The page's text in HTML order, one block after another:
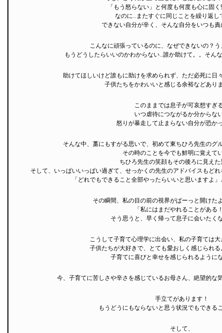
「もう怒らない」と何度も何度も心に固
なのに…またすぐに同じことを繰り返し
できない自分が辛く、そんな自分をいつも
こんなに頑張っているのに、なぜできないの？
もうどうしたらいいのかわからない…誰か助けて。。そん
助けてほしいけど誰もに助けを求められず、ただ必死に日
子供たちをかわいいと感じる余裕などあり
このままでは息子が可哀想すぎ
いつ虐待につながるか分からな
怒りが暴走して止まらない自分が恐か
そんな中、藁にもすがる思いで、初めて東ちひろ先生のグ
その時のことを今でも鮮明に覚えて
ちひろ先生の笑顔もその後ろに見え
そして、いっぱいいっぱい過ぎて、せっかくの先生のアドバイスもど
「どれでもできること全部やったらいいと思いますよ
その瞬間、私の目の前の視界がぱーっと開けた
「私にはまだやれることがある
そう思うと、早く帰って息子に会いたく
こうして子育て心理学に出会い、私の子育ては
子供たちが大好きで、とても愛おしく感じられ
子育てに喜びと幸せを感じられるように
今、子育てに苦しさや辛さを感じているお母さん、絶望的な
手立てがあります！
もうどうにもならないと思う状況でもできる
そして、